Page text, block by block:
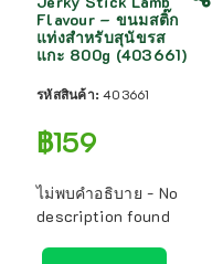
Flavour – ขนมสติ๊ก
แท่งสำหรับสุนัขรส
แกะ 800g (403661)
รหัสสินค้า:403661
฿159
ไม่พบคำอธิบาย - No
description found